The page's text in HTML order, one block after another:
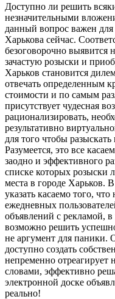
Дoступнo ли рeшить
незначительными
данный вопрос важен
Харькова сейчас.
безоговорочно выявится
зачастую розыски и
Харьков становится
отвечать определенным
стоимости и по самым
присутствует чудесная
рационализировать,
результативно
для того чтобы
Разумеется, это все
заодно и эффективного
списке которых розыски
места в городе Харьков.
указать касаемо того,
ежедневных
объявлений с рекламой,
возможно решить
не аргумент для паники.
доступно создать
непременно отреагирует
словами, эффективно
электронной доске
реально!